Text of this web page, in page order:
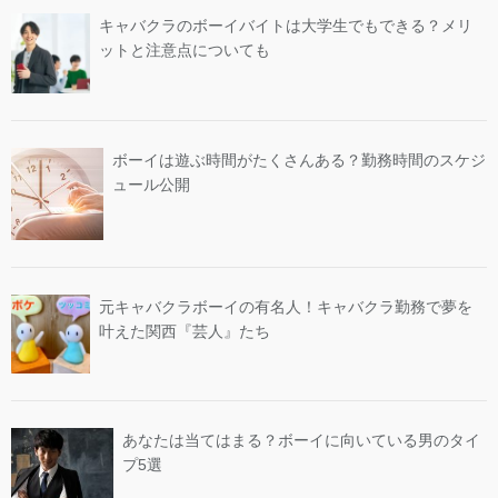
キャバクラのボーイバイトは大学生でもできる？メリ
ットと注意点についても
ボーイは遊ぶ時間がたくさんある？勤務時間のスケジ
ュール公開
元キャバクラボーイの有名人！キャバクラ勤務で夢を
叶えた関西『芸人』たち
あなたは当てはまる？ボーイに向いている男のタイ
プ5選